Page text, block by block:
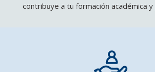
contribuye a tu formación académica